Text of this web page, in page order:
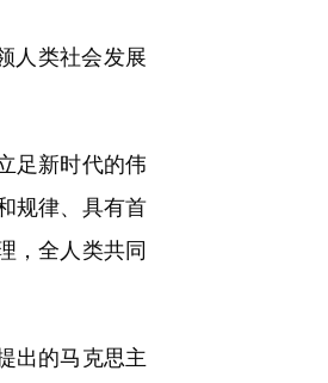
人类社会发展
足新时代的伟
规律、具有首
，全人类共同
出的马克思主